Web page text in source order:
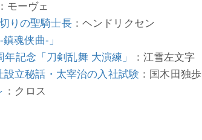
モーヴェ
りの聖騎士長：ヘンドリクセン
魂侠曲-」
記念「刀剣乱舞 大演練」
：江雪左文字
立秘話・太宰治の入社試験 ：国木田独歩
：クロス